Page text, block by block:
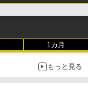
1カ月
もっと見る